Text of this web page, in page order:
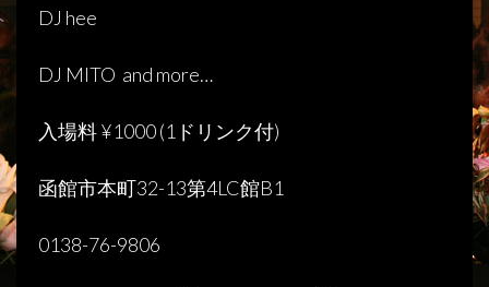
DJ hee
DJ MITO and more…
入場料¥1000 (1 ドリンク付)
函館市本町32-13第4LC館B1
0138-76-9806